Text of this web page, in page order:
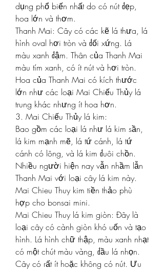
dụng phổ biến nhất do có nút đẹp,
hoa lớn và thơm.
Thanh Mai: Cây có các kẽ lá thưa, lá
hình oval hơi tròn và đối xứng. Lá
màu xanh đậm. Thân của Thanh Mai
màu tím xanh, có ít nút và hơi tròn.
Hoa của Thanh Mai có kích thước
lớn như các loại Mai Chiếu Thủy lá
trung khác nhưng ít hoa hơn.
3. Mai Chiếu Thủy lá kim:
Bao gồm các loại lá như lá kim sần,
lá kim mạnh mẽ, lá tứ cánh, lá tứ
cánh có lông, và lá kim đuôi chồn.
Nhiều người hiện nay vẫn nhầm lẫn
Thanh Mai với loại cây lá kim này.
Mai Chieu Thuy kim tiền thảo phù
hợp cho bonsai mini.
Mai Chieu Thuy lá kim giòn: Đây là
loại cây có cành giòn khó uốn và tạo
hình. Lá hình chữ thập, màu xanh nhạt
có một chút màu vàng, đầu lá nhọn.
Cây có rất ít hoặc không có nút. Ưu